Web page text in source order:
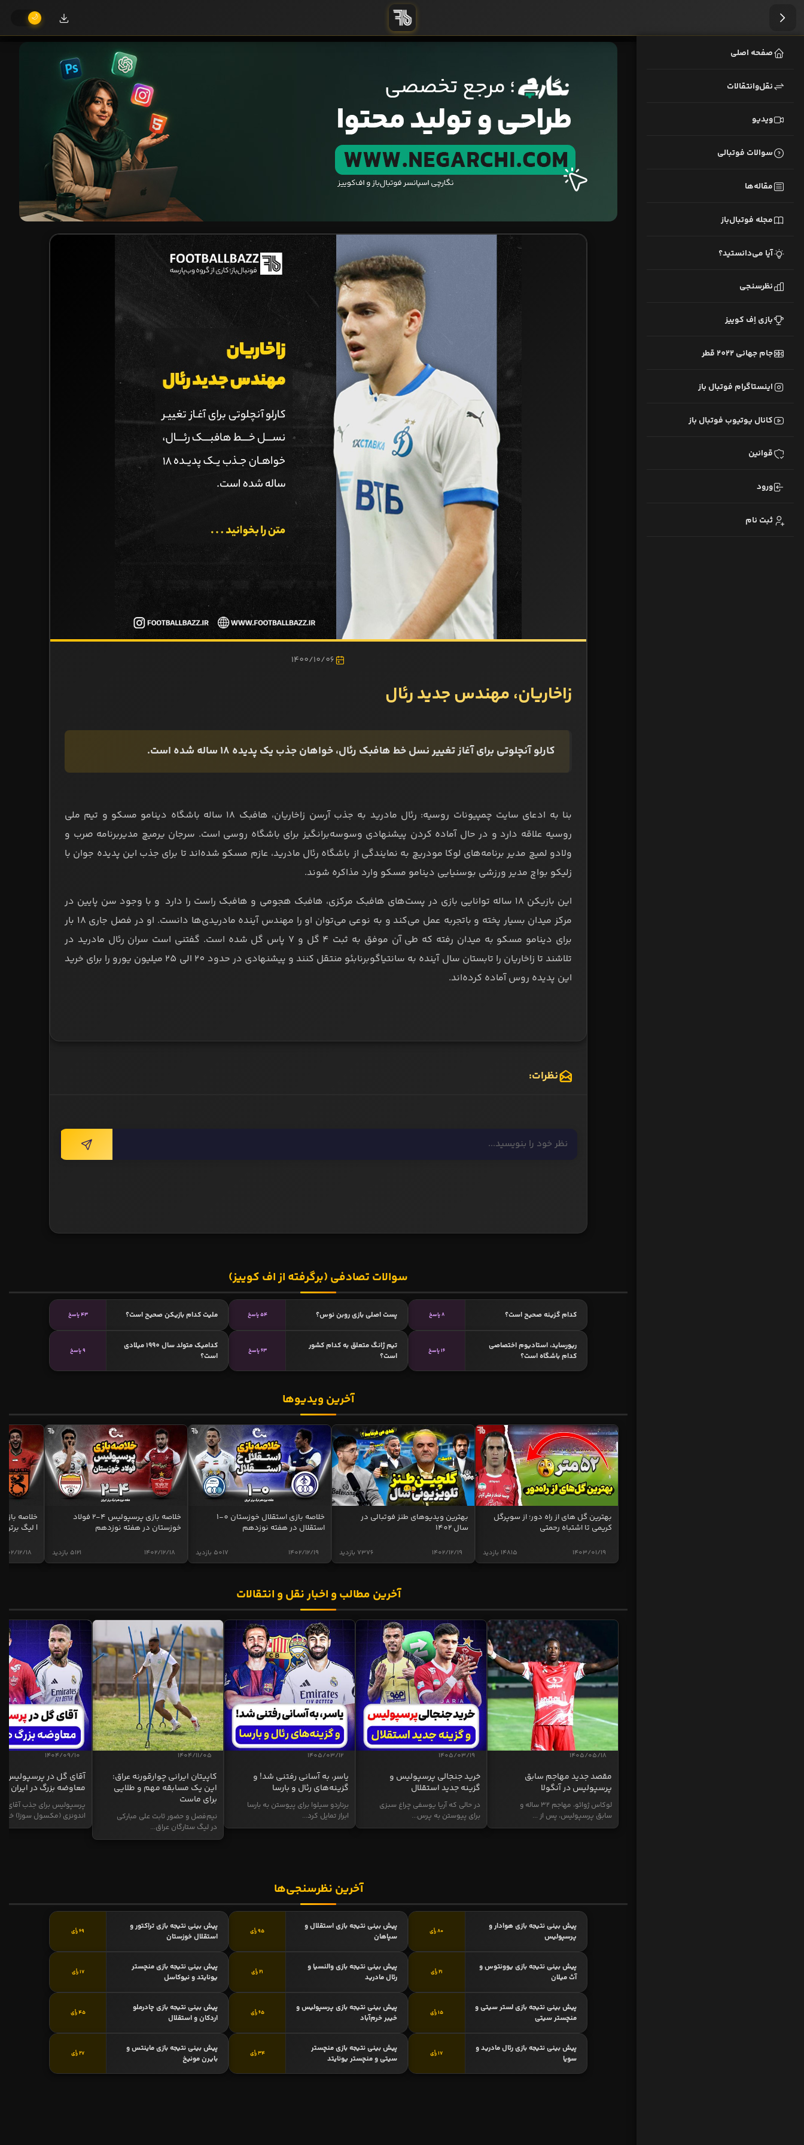
صفحه اصلی
نقل‌وانتقالات
ویدیو
سوالات فوتبالی
مقاله‌ها
مجله فوتبال‌باز
آیا می‌دانستید؟
نظرسنجی
بازی اِف کوییز
جام جهانی 2022 قطر
اینستاگرام فوتبال باز
کانال یوتیوب فوتبال باز
قوانین
ورود
ثبت نام
1400/10/06
زاخاریان، مهندس جدید رئال
کارلو آنچلوتی برای آغاز تغییر نسل خط هافبک رئال، خواهان جذب یک پدیده 18 ساله شده است.
بنا به ادعای سایت چمپیونات روسیه: رئال مادرید به جذب آرسن زاخاریان، هافبک 18 ساله باشگاه دینامو مسکو و تیم ملی
روسیه علاقه دارد و در حال آماده کردن پیشنهادی وسوسه‌برانگیز برای باشگاه روسی است. سرجان یرمیچ مدیربرنامه صرب و
ولادو لمیچ مدیر برنامه‌های لوکا مودریچ به نمایندگی از باشگاه رئال مادرید، عازم مسکو شده‌اند تا برای جذب این پدیده جوان با
زلیکو بواچ مدیر ورزشی بوسنیایی دینامو مسکو وارد مذاکره شوند.
این بازیکن 18 ساله توانایی بازی در پست‌های هافبک مرکزی، هافبک هجومی و هافبک راست را دارد و با وجود سن پایین در
مرکز میدان بسیار پخته و باتجربه عمل می‌کند و به نوعی می‌توان او را مهندس آینده مادریدی‌ها دانست. او در فصل جاری 18 بار
برای دینامو مسکو به میدان رفته که طی آن موفق به ثبت 4 گل و 7 پاس گل شده است. گفتنی است سران رئال مادرید در
تلاشند تا زاخاریان را تابستان سال آینده به سانتیاگوبرنابئو منتقل کنند و پیشنهادی در حدود 20 الی 25 میلیون یورو را برای خرید
این پدیده روس آماده کرده‌اند.
نظرات:
سوالات تصادفی (برگرفته از اف کوییز)
کدام گزینه صحیح است؟ 8 پاسخ پست اصلی بازی روبن نوس؟ 54 پاسخ ملیت کدام بازیکن صحیح است؟ 43 پاسخ
ریورساید، استادیوم اختصاصی
کدام باشگاه است؟
16 پاسخ
تیم ژانگ متعلق به کدام کشور
است؟
63 پاسخ
کدامیک متولد سال 1990 میلادی
است؟
9 پاسخ
آخرین ویدیوها
بهترین گل های از راه دور؛ از سوپرگل
کریمی تا اشتباه رحمتی
14815 بازدید 1403/01/19
بهترین ویدیوهای طنز فوتبالی در
سال 1402
7376 بازدید 1402/12/19
خلاصه بازی استقلال خوزستان 0-1
استقلال در هفته نوزدهم
5017 بازدید 1402/12/19
خلاصه بازی پرسپولیس 4-2 فولاد
خوزستان در هفته نوزدهم
5121 بازدید 1402/12/18
| لیگ برتر
1402/12/18
آخرین مطالب و اخبار نقل و انتقالات
1405/05/18
مقصد جدید مهاجم سابق
پرسپولیس در آنگولا
لوکاس ژوائو، مهاجم ۳۲ ساله و
سابق پرسپولیس، پس از ...
1405/03/19
خرید جنجالی پرسپولیس و
گزینه جدید استقلال
در حالی که آریا یوسفی چراغ سبزی
برای پیوستن به پرس...
1405/03/12
یاسر، به آسانی رفتنی شد! و
گزینه‌های رئال و بارسا
برناردو سیلوا برای پیوستن به بارسا
ابراز تمایل کرد...
1404/11/05
کاپیتان ایرانی چوارقورنه عراق:
این یک مسابقه مهم و طلایی
برای ماست
نیم‌فصل و حضور ثابت علی مبارکی
در لیگ ستارگان عراق...
1404/09/10
آقای گل در پرسپولیس؛
معاوضه بزرگ در ایران
پرسپولیس برای جذب آقای
اندونزی (مکسول سوزا)
آخرین نظرسنجی‌ها
پیش بینی نتیجه بازی هوادار و
پرسپولیس
80 رأی
پیش بینی نتیجه بازی استقلال و
سپاهان
95 رأی
پیش بینی نتیجه بازی تراکتور و
استقلال خوزستان
69 رأی
پیش بینی نتیجه بازی یوونتوس و
آث میلان
21 رأی
پیش بینی نتیجه بازی والنسیا و
رئال مادرید
21 رأی
پیش بینی نتیجه بازی منچستر
یونایتد و نیوکاسل
17 رأی
پیش بینی نتیجه بازی لستر سیتی و
منچستر سیتی
15 رأی
پیش بینی نتیجه بازی پرسپولیس و
خیبر خرم‌آباد
65 رأی
پیش بینی نتیجه بازی چادرملو
اردکان و استقلال
45 رأی
پیش بینی نتیجه بازی رئال مادرید و
سویا
17 رأی
پیش بینی نتیجه بازی منچستر
سیتی و منچستر یونایتد
34 رأی
پیش بینی نتیجه بازی ماینتس و
بایرن مونیخ
27 رأی